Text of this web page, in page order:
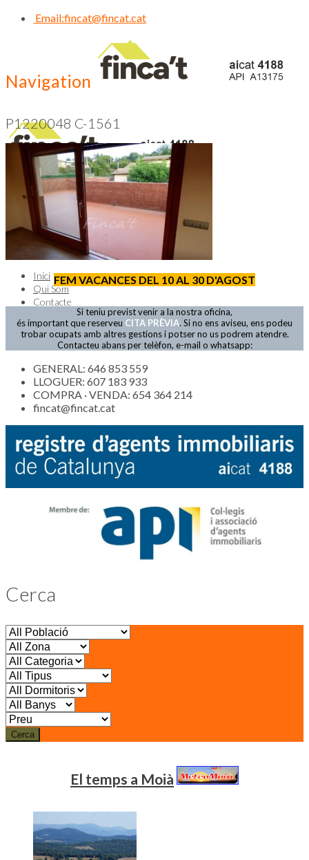
Email:fincat@fincat.cat
Navigation
CALL US NOW
93 830 14 35
Inici
Qui Som
Contacte
P1220048 C-1561
FEM VACANCES DEL 10 AL 30 D'AGOST
Si teniu previst venir a la nostra oficina,
és important que reserveu CITA PRÈVIA. Si no ens aviseu, ens podeu
trobar ocupats amb altres gestions i potser no us podrem atendre.
Contacteu abans per telèfon, e-mail o whatsapp:
GENERAL: 646 853 559
LLOGUER: 607 183 933
COMPRA · VENDA: 654 364 214
fincat@fincat.cat
Cerca
Cerca
El temps a Moià